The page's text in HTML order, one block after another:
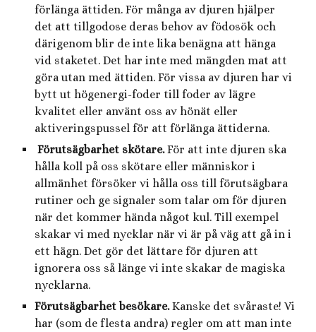
förlänga ättiden. För många av djuren hjälper
det att tillgodose deras behov av födosök och
därigenom blir de inte lika benägna att hänga
vid staketet. Det har inte med mängden mat att
göra utan med ättiden. För vissa av djuren har vi
bytt ut högenergi-foder till foder av lägre
kvalitet eller använt oss av hönät eller
aktiveringspussel för att förlänga ättiderna.
Förutsägbarhet skötare.För att inte djuren ska
hålla koll på oss skötare eller människor i
allmänhet försöker vi hålla oss till förutsägbara
rutiner och ge signaler som talar om för djuren
när det kommer hända något kul. Till exempel
skakar vi med nycklar när vi är på väg att gå in i
ett hägn. Det gör det lättare för djuren att
ignorera oss så länge vi inte skakar de magiska
nycklarna.
Förutsägbarhet besökare.Kanske det svåraste! Vi
har (som de flesta andra) regler om att man inte